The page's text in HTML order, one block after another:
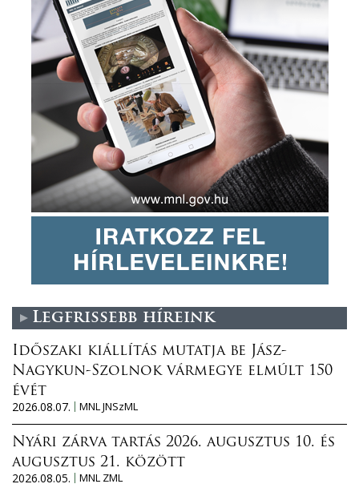
Legfrissebb híreink
Időszaki kiállítás mutatja be Jász-
Nagykun-Szolnok vármegye elmúlt 150
évét
2026.08.07.
MNL JNSzML
Nyári zárva tartás 2026. augusztus 10. és
augusztus 21. között
2026.08.05.
MNL ZML